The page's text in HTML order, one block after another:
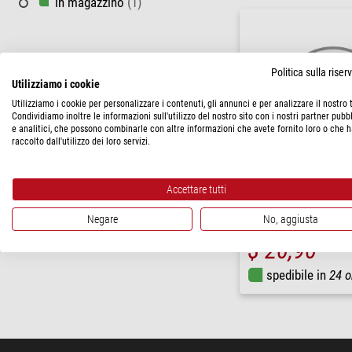
APM
Conchiglia oculare per
$ 20,90
spedibile in 24
Politica sulla
Utilizziamo i cookie
Utilizziamo i cookie per personalizzare i contenuti, gli annunci e per analizzare il nostro
Condividiamo inoltre le informazioni sull'utilizzo del nostro sito con i nostri partner
e analitici, che possono combinarle con altre informazioni che avete fornito loro o che
raccolto dall'utilizzo dei loro servizi.
Accettare tutti
Negare No, aggiusta